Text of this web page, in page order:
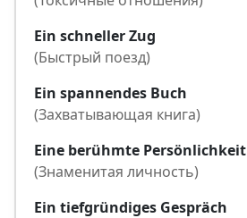
Ein schneller Zug
(Быстрый поезд)
Ein spannendes Buch
(Захватывающая книга)
Eine berühmte Persönlichkeit
(Знаменитая личность)
Ein tiefgründiges Gespräch